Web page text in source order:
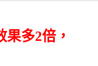
多2倍，